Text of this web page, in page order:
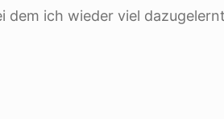
dem ich wieder viel